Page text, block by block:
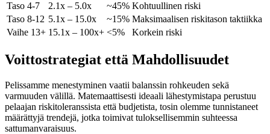
Taso 4-7
2.1x – 5.0x ~45% Kohtuullinen riski
Taso 8-12 5.1x – 15.0x ~15% Maksimaalisen riskitason taktiikka
Vaihe 13+ 15.1x – 100x+ <5% Korkein riski
Voittostrategiat että Mahdollisuudet
Pelissamme menestyminen vaatii balanssin rohkeuden sekä
varmuuden välillä. Matemaattisesti ideaali lähestymistapa perustuu
pelaajan riskitoleranssista että budjetista, tosin olemme tunnistaneet
määrättyjä trendejä, jotka toimivat tuloksellisemmin suhteessa
sattumanvaraisuus.